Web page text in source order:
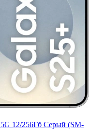
12/256Гб Серый (SM-